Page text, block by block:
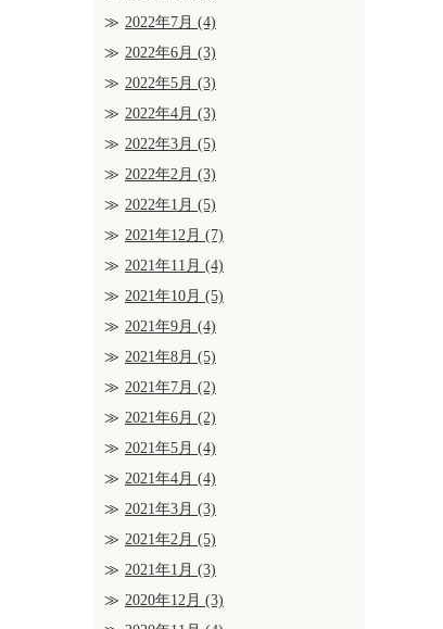
2022年7月 (4)
2022年6月 (3)
2022年5月 (3)
2022年4月 (3)
2022年3月 (5)
2022年2月 (3)
2022年1月 (5)
2021年12月 (7)
2021年11月 (4)
2021年10月 (5)
2021年9月 (4)
2021年8月 (5)
2021年7月 (2)
2021年6月 (2)
2021年5月 (4)
2021年4月 (4)
2021年3月 (3)
2021年2月 (5)
2021年1月 (3)
2020年12月 (3)